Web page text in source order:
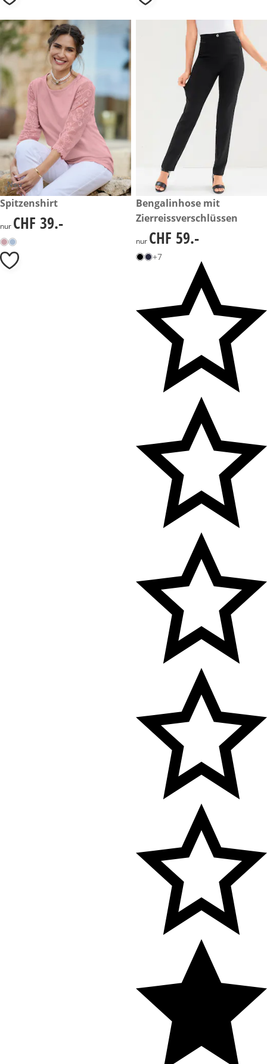
Neu
CHF 39.-
Spitzenshirt
CHF 39.-
nur CHF 39.-
CHF 59.-
Bengalinhose mit
Zierreissverschlüssen
CHF 59.-
nur CHF 59.-
+7